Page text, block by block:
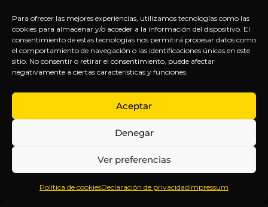
Para ofrecer las mejores experiencias, utilizamos tecnologías como las
cookies para almacenar y/o acceder a la información del dispositivo. El
consentimiento de estas tecnologías nos permitirá procesar datos como
el comportamiento de navegación o las identificaciones únicas en este
sitio. No consentir o retirar el consentimiento, puede afectar
negativamente a ciertas características y funciones.
Aceptar
Denegar
Ver preferencias
Política de cookiesDeclaración de privacidadImpressum
suscripción.
Inteligencia
Anticipándonos
EXPLORA
Inicio
Sobre
Contenido
Webinars
LEGAL
Política
de
Términos y
Aviso
SÍGUENOS